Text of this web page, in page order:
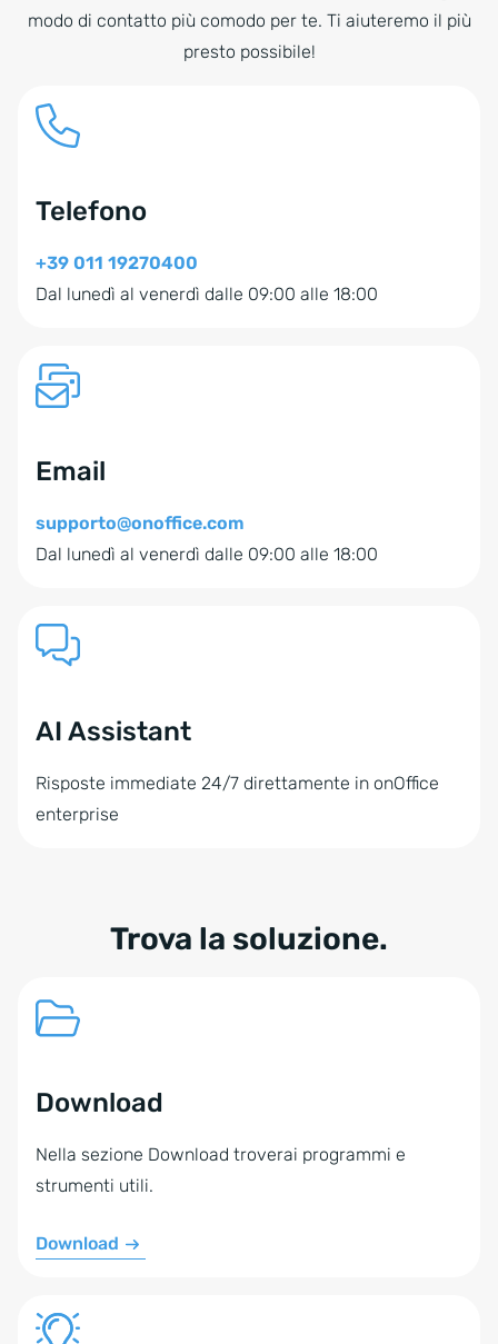
modo di contatto più comodo per te. Ti aiuteremo il più
presto possibile!
Telefono
+39 011 19270400
Dal lunedì al venerdì dalle 09:00 alle 18:00
Email
supporto@onoffice.com
Dal lunedì al venerdì dalle 09:00 alle 18:00
AI Assistant
Risposte immediate 24/7 direttamente in onOffice
enterprise
Trova la soluzione.
Download
Nella sezione Download troverai programmi e
strumenti utili.
Download